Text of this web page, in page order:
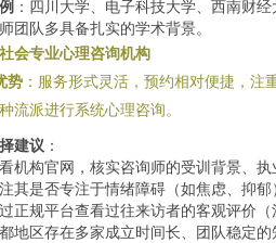
：四川大学、电子科技大学、西南财
团队多具备扎实的学术背景。
会专业心理咨询机构
势 ：服务形式灵活，预约相对便捷，
流派进行系统心理咨询。
建议 ：
机构官网，核实咨询师的受训背景、执
其是否专注于情绪障碍（如焦虑、抑郁
正规平台查看过往来访者的客观评价（
地区存在多家成立时间长、团队稳定